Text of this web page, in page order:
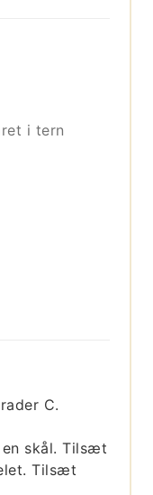
i tern
C.
skål. Tilsæt
Tilsæt